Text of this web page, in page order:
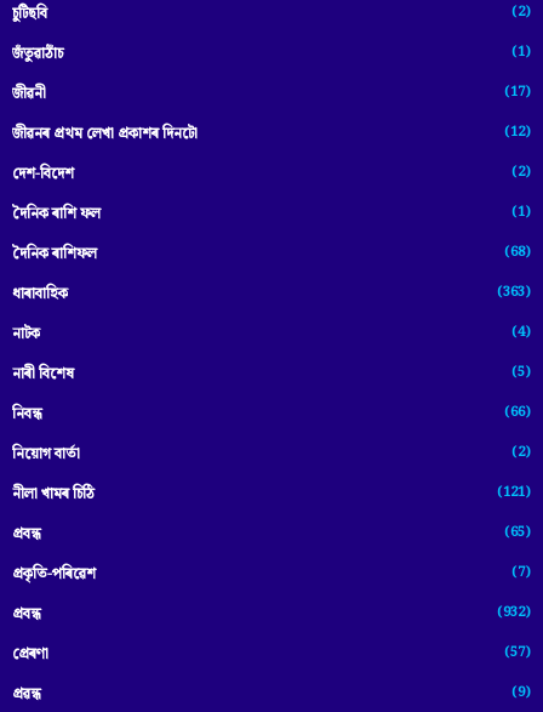
চুটিছবি (2)
জঁতুৱাঠাঁচ (1)
জীৱনী (17)
জীৱনৰ প্ৰথম লেখা প্ৰকাশৰ দিনটো (12)
দেশ-বিদেশ (2)
দৈনিক ৰাশি ফল (1)
দৈনিক ৰাশিফল (68)
ধাৰাবাহিক (363)
নাটক (4)
নাৰী বিশেষ (5)
নিবন্ধ (66)
নিয়োগ বাৰ্তা (2)
নীলা খামৰ চিঠি (121)
প্রবন্ধ (65)
প্ৰকৃতি-পৰিৱেশ (7)
প্ৰবন্ধ (932)
প্ৰেৰণা (57)
প্ৰৱন্ধ (9)